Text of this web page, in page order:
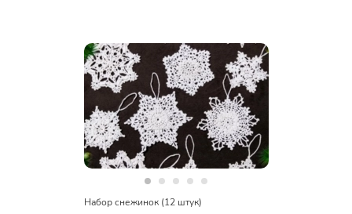
Набор снежинок (12 штук)